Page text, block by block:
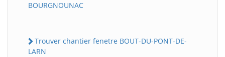
BOURGNOUNAC
Trouver chantier fenetre BOUT-DU-PONT-DE-
LARN